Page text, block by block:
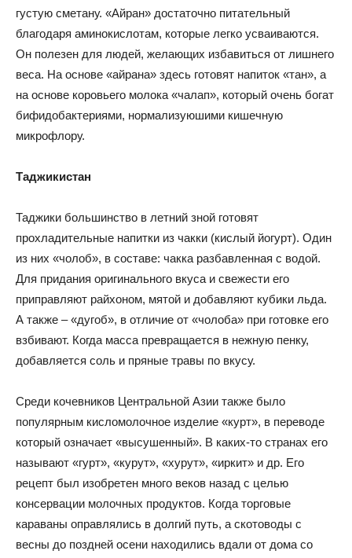
густую сметану. «Айран» достаточно питательный
благодаря аминокислотам, которые легко усваиваются.
Он полезен для людей, желающих избавиться от лишнего
веса. На основе «айрана» здесь готовят напиток «тан», а
на основе коровьего молока «чалап», который очень богат
бифидобактериями, нормализуюшими кишечную
микрофлору.
Таджикистан
Таджики большинство в летний зной готовят
прохладительные напитки из чакки (кислый йогурт). Один
из них «чолоб», в составе: чакка разбавленная с водой.
Для придания оригинального вкуса и свежести его
приправляют райхоном, мятой и добавляют кубики льда.
А также – «дугоб», в отличие от «чолоба» при готовке его
взбивают. Когда масса превращается в нежную пенку,
добавляется соль и пряные травы по вкусу.
Среди кочевников Центральной Азии также было
популярным кисломолочное изделие «курт», в переводе
который означает «высушенный». В каких-то странах его
называют «гурт», «курут», «хурут», «иркит» и др. Его
рецепт был изобретен много веков назад с целью
консервации молочных продуктов. Когда торговые
караваны оправлялись в долгий путь, а скотоводы с
весны до поздней осени находились вдали от дома со